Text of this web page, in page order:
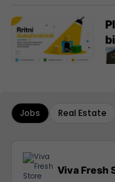
Jobs Real Estate
Viva Fresh